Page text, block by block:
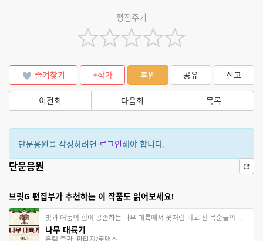
평점주기
즐겨찾기 +작가 후원 공유 신고
이전회 다음회 목록
단문응원을 작성하려면 로그인해야 합니다.
단문응원
브릿G 편집부가 추천하는 이 작품도 읽어보세요!
빛과 어둠의 힘이 공존하는 나무 대륙에서 꽃처럼 피고 진 목숨들의 이야기
나무 대륙기